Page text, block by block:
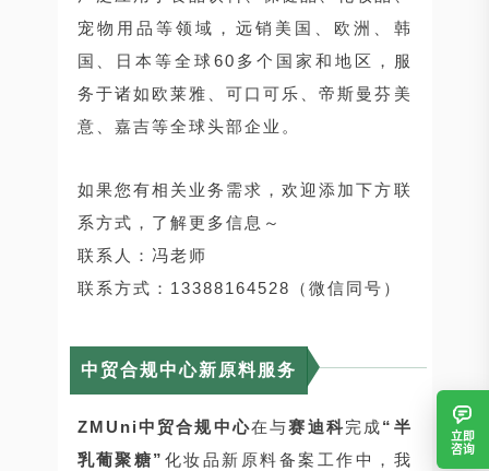
宠物用品等领域，远销美国、欧洲、韩
国、日本等全球60多个国家和地区，服
务于诸如欧莱雅、可口可乐、帝斯曼芬美
意、嘉吉等全球头部企业。
如果您有相关业务需求，欢迎添加下方联
系方式，了解更多信息～
联系人：冯老师
联系方式：13388164528（微信同号）
中贸合规中心新原料服务
ZMUni中贸合规中心在与赛迪科完成“半
乳葡聚糖” 化妆品新原料备案工作中，我
立即
咨询